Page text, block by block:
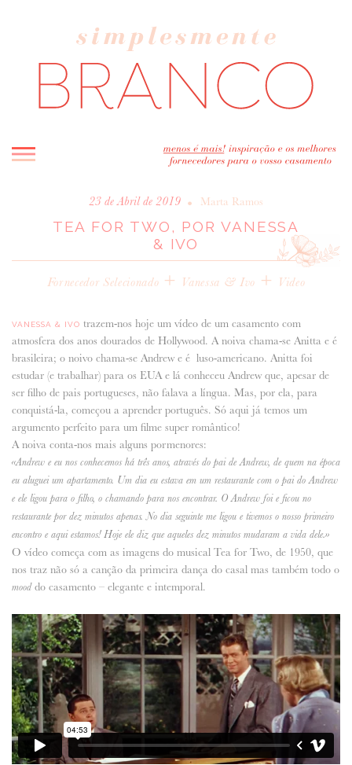
INICIO
BLOG
MELHOR INSPIRAÇÃO
ENTREVISTAS
CASAVA-ME AQUI!
FORNECEDORES RECOMENDADOS
ANUNCIE CONNOSCO
23 de Abril de 2019 • Marta Ramos
TEA FOR TWO, POR VANESSA
& IVO
Fornecedor Selecionado + Vanessa & Ivo + Video
VANESSA & IVO trazem-nos hoje um vídeo de um casamento com
atmosfera dos anos dourados de Hollywood. A noiva chama-se Anitta e é
brasileira; o noivo chama-se Andrew e é luso-americano. Anitta foi
estudar (e trabalhar) para os EUA e lá conheceu Andrew que, apesar de
ser filho de pais portugueses, não falava a língua. Mas, por ela, para
conquistá-la, começou a aprender português. Só aqui já temos um
argumento perfeito para um filme super romântico!
A noiva conta-nos mais alguns pormenores:
«Andrew e eu nos conhecemos há três anos, através do pai de Andrew, de quem na época
eu aluguei um apartamento. Um dia eu estava em um restaurante com o pai do Andrew
e ele ligou para o filho, o chamando para nos encontrar. O Andrew foi e ficou no
restaurante por dez minutos apenas. No dia seguinte me ligou e tivemos o nosso primeiro
encontro e aqui estamos! Hoje ele diz que aqueles dez minutos mudaram a vida dele.»
O vídeo começa com as imagens do musical Tea for Two, de 1950, que
nos traz não só a canção da primeira dança do casal mas também todo o
mooddo casamento – elegante e intemporal.